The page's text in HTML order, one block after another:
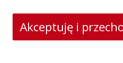
strona www:
Akceptuję i